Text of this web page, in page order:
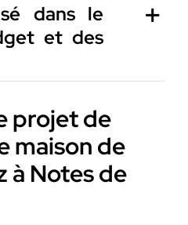
dans le
et des
projet de
maison de
à Notes de